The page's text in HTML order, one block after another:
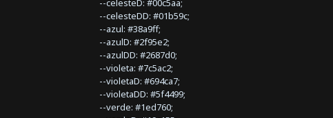
--celesteD: #00c5aa;
--celesteDD: #01b59c;
--azul: #38a9ff;
--azulD: #2f95e2;
--azulDD: #2687d0;
--violeta: #7c5ac2;
--violetaD: #694ca7;
--violetaDD: #5f4499;
--verde: #1ed760;